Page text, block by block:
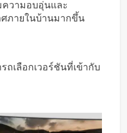
วามอบอุ่นและ
ภายในบ้านมากขึ้น
เลือกเวอร์ชันที่เข้ากับ